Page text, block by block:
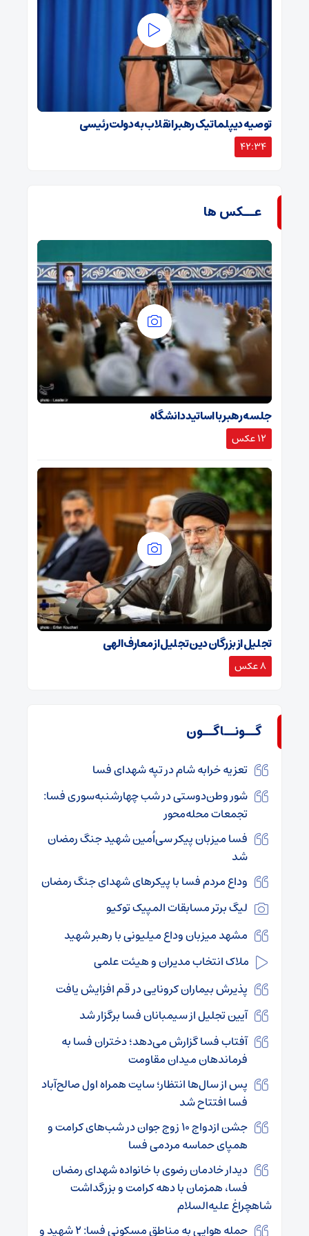
توصیه دیپلماتیک رهبر انقلاب به دولت رئیسی
42:34
عــکس ها
جلسه رهبر با اساتید دانشگاه
12 عکس
تجلیل از بزرگان دین تجلیل از معارف الهی
8 عکس
گــونــاگــون
تعزیه خرابه شام در تپه شهدای فسا
شور وطن‌دوستی در شب چهارشنبه‌سوری فسا:
تجمعات محله‌محور
فسا میزبان پیکر سی‌اُمین شهید جنگ رمضان
شد
وداع مردم فسا با پیکرهای شهدای جنگ رمضان
لیگ برتر مسابقات المپیک توکیو
مشهد میزبان وداع میلیونی با رهبر شهید
ملاک انتخاب مدیران و هیئت علمی
پذیرش بیماران کرونایی در قم افزایش یافت
آیین تجلیل از سیمبانان فسا برگزار شد
آفتاب فسا گزارش می‌دهد؛ دختران فسا به
فرماندهان میدان مقاومت
پس از سال‌ها انتظار؛ سایت همراه اول صالح‌آباد
فسا افتتاح شد
جشن ازدواج ۱۰ زوج جوان در شب‌های کرامت و
همپای حماسه مردمی فسا
دیدار خادمان رضوی با خانواده شهدای رمضان
فسا، همزمان با دهه کرامت و بزرگداشت
شاهچراغ علیه‌السلام
حمله هوایی به مناطق مسکونی فسا: ۲ شهید و